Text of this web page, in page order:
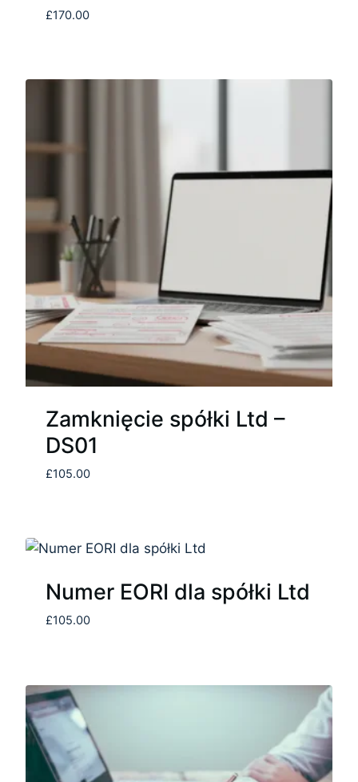
£170.00
Zamknięcie spółki Ltd –
DS01
£105.00
Numer EORI dla spółki Ltd
£105.00